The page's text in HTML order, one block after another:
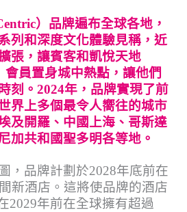
）品牌遍布全球各地，
列和深度文化體驗見稱，近
張，讓賓客和凱悅天地
會員置身城中熱點，讓他們
刻。2024年，品牌實現了前
界上多個最令人嚮往的城市
及開羅、中國上海、哥斯達
加共和國聖多明各等地。
，品牌計劃於2028年底前在
新酒店。這將使品牌的酒店
2029年前在全球擁有超過